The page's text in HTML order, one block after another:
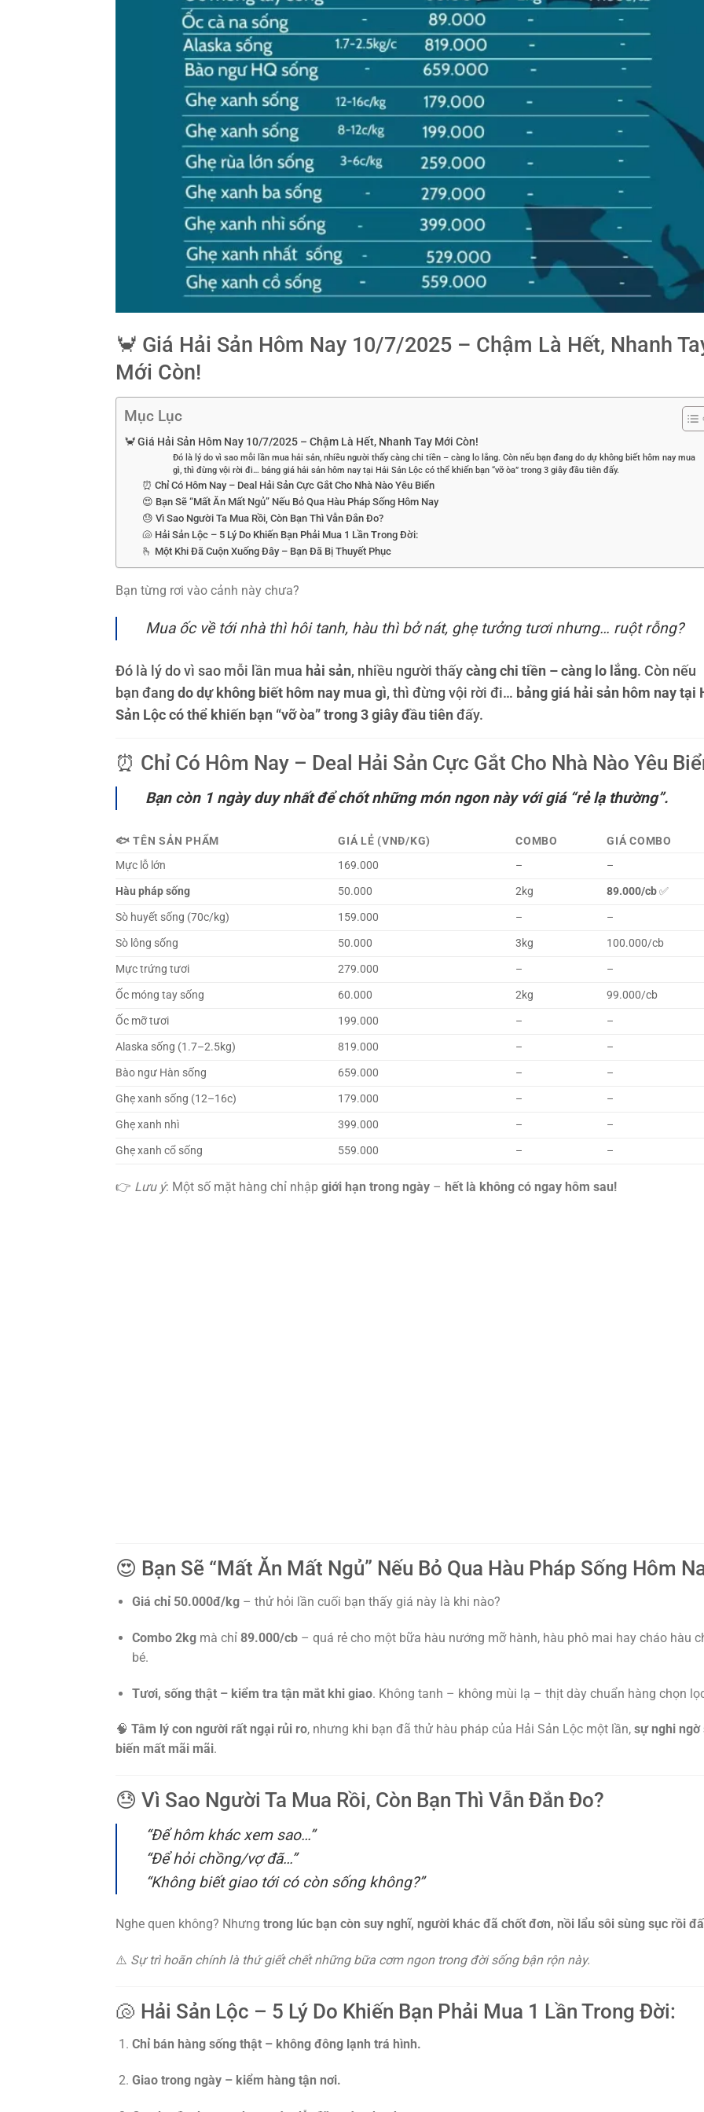
🦀 Giá Hải Sản Hôm Nay 10/7/2025 – Chậm Là Hết, Nhanh
Mới Còn!
Mục Lục
🦀 Giá Hải Sản Hôm Nay 10/7/2025 – Chậm Là Hết, Nhanh Tay Mới Còn!
Đó là lý do vì sao mỗi lần mua hải sản, nhiều người thấy càng chi tiền – càng lo lắng. Còn nếu bạn đang do dự không biết hôm nay mua
gì, thì đừng vội rời đi… bảng giá hải sản hôm nay tại Hải Sản Lộc có thể khiến bạn “vỡ òa” trong 3 giây đầu tiên đấy.
⏰ Chỉ Có Hôm Nay – Deal Hải Sản Cực Gắt Cho Nhà Nào Yêu Biển
😍 Bạn Sẽ “Mất Ăn Mất Ngủ” Nếu Bỏ Qua Hàu Pháp Sống Hôm Nay
😓 Vì Sao Người Ta Mua Rồi, Còn Bạn Thì Vẫn Đắn Đo?
🐚 Hải Sản Lộc – 5 Lý Do Khiến Bạn Phải Mua 1 Lần Trong Đời:
🫰 Một Khi Đã Cuộn Xuống Đây – Bạn Đã Bị Thuyết Phục
Bạn từng rơi vào cảnh này chưa?
Mua ốc về tới nhà thì hôi tanh, hàu thì bở nát, ghẹ tưởng tươi nhưng… ruột rỗng?
Đó là lý do vì sao mỗi lần mua hải sản, nhiều người thấycàng chi tiền – càng lo lắng. Còn nếu
bạn đang do dự không biết hôm nay mua gì, thì đừng vội rời đi… bảng giá hải sản hôm nay tại
Sản Lộc có thể khiến bạn “vỡ òa” trong 3 giây đầu tiênđấy.
⏰ Chỉ Có Hôm Nay – Deal Hải Sản Cực Gắt Cho Nhà Nào Yêu
Bạn còn 1 ngày duy nhất để chốt những món ngon này với giá “rẻ lạ thường”.
🐟 TÊN SẢN PHẨM GIÁ LẺ (VNĐ/KG) COMBO
GIÁ COMBO
Mực lỗ lớn
169.000 –
–
Hàu pháp sống
50.000 2kg 89.000/cb✅
Sò huyết sống (70c/kg)
159.000 –
–
Sò lông sống
50.000 3kg
100.000/cb
Mực trứng tươi
279.000 –
–
Ốc móng tay sống
60.000 2kg
99.000/cb
Ốc mỡ tươi
199.000 –
–
Alaska sống (1.7–2.5kg)
819.000 –
–
Bào ngư Hàn sống
659.000 –
–
Ghẹ xanh sống (12–16c)
179.000 –
–
Ghẹ xanh nhì
399.000 –
–
Ghẹ xanh cổ sống
559.000 – –
👉 Lưu ý: Một số mặt hàng chỉ nhập giới hạn trong ngày – hết là không có ngay hôm sau!
😍 Bạn Sẽ “Mất Ăn Mất Ngủ” Nếu Bỏ Qua Hàu Pháp Sống Hôm
Giá chỉ 50.000đ/kg– thử hỏi lần cuối bạn thấy giá này là khi nào?
Combo 2kgmà chỉ 89.000/cb– quá rẻ cho một bữa hàu nướng mỡ hành, hàu phô mai hay cháo hàu
bé.
Tươi, sống thật – kiểm tra tận mắt khi giao. Không tanh – không mùi lạ – thịt dày chuẩn hàng chọn
🧠 Tâm lý con người rất ngại rủi ro, nhưng khi bạn đã thử hàu pháp của Hải Sản Lộc một lần, sự nghi ngờ
biến mất mãi mãi.
😓 Vì Sao Người Ta Mua Rồi, Còn Bạn Thì Vẫn Đắn Đo?
“Để hôm khác xem sao…”
“Để hỏi chồng/vợ đã…”
“Không biết giao tới có còn sống không?”
Nghe quen không? Nhưng trong lúc bạn còn suy nghĩ, người khác đã chốt đơn, nồi lẩu sôi sùng sục rồi
⚠️ Sự trì hoãn chính là thứ giết chết những bữa cơm ngon trong đời sống bận rộn này.
🐚 Hải Sản Lộc – 5 Lý Do Khiến Bạn Phải Mua 1 Lần Trong Đời:
Chỉ bán hàng sống thật – không đông lạnh trá hình.
Giao trong ngày – kiểm hàng tận nơi.